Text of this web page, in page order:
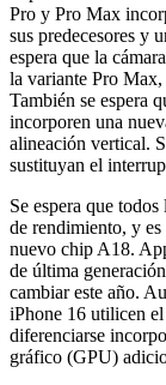
Pro y Pro Max
sus predecesores y
espera que la
la variante Pro Max,
También se espera
incorporen una
alineación vertical.
sustituyan el
Se espera que
de rendimiento, y
nuevo chip A18.
de última
cambiar este año.
iPhone 16 utilicen
diferenciarse
gráfico (GPU)